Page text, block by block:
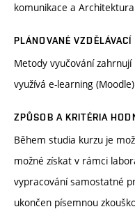
komunikace a
PLÁNOVANÉ
Metody vyučování
využívá e-learning
ZPŮSOB A KRITÉRIA
Během studia kurzu je
možné získat v rámci
vypracování samostatné
ukončen písemnou